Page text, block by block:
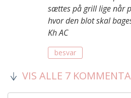
sættes på grill lige når
hvor den blot skal
Kh AC
besvar
VIS ALLE 7